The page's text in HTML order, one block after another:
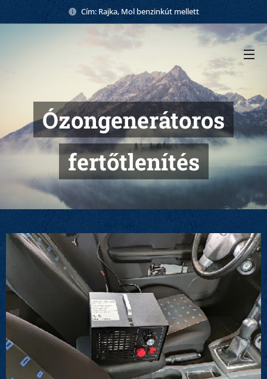
Cím: Rajka, Mol benzinkút mellett
Ózongenerátoros
fertőtlenítés